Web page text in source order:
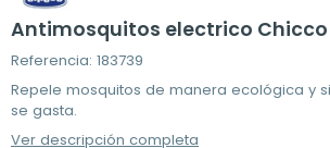
Antimosquitos electrico Chicco
Referencia: 183739
Repele mosquitos de manera ecológica y
se gasta.
Ver descripción completa